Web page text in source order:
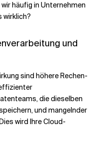
häufig in Unternehmen
wirklich?
und
sind höhere Rechen-
die dieselben
und mangelnder
wird Ihre Cloud-